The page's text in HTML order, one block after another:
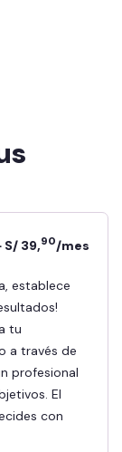
S/ 39,90/mes
tu
a través de
profesional
El
con